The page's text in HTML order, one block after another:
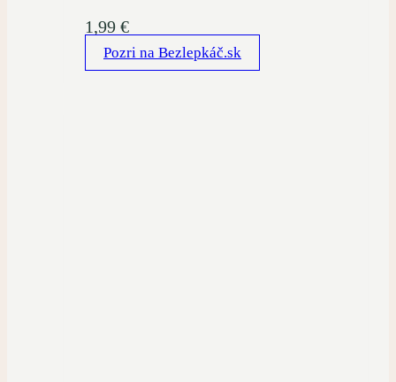
1,99 €
Pozri na Bezlepkáč.sk